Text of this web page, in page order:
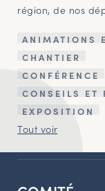
région, de nos
ANIMATIONS
CHANTIER
CONFÉRENCE
CONSEILS ET
EXPOSITION
Tout voir